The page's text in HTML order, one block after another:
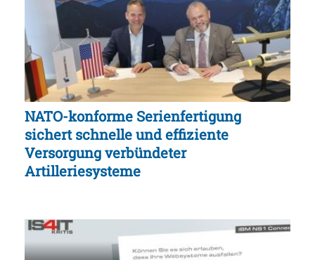
NATO-konforme Serienfertigung
sichert schnelle und effiziente
Versorgung verbündeter
Artilleriesysteme